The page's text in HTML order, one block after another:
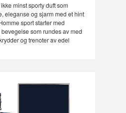
minst sporty duft som
eleganse og sjarm med et hint
sport starter med
som rundes av med
og trenoter av edel